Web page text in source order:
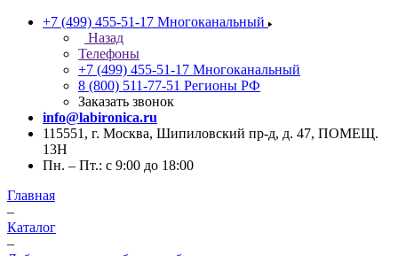
+7 (499) 455-51-17 Многоканальный
Назад
Телефоны
+7 (499) 455-51-17 Многоканальный
8 (800) 511-77-51 Регионы РФ
Заказать звонок
info@labironica.ru
115551, г. Москва, Шипиловский пр-д, д. 47, ПОМЕЩ.
13Н
Пн. – Пт.: с 9:00 до 18:00
Главная
–
Каталог
–